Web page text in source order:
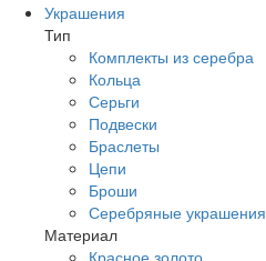
Украшения
Тип
Комплекты из серебра
Кольца
Серьги
Подвески
Браслеты
Цепи
Броши
Серебряные украшения
Материал
Красное золото